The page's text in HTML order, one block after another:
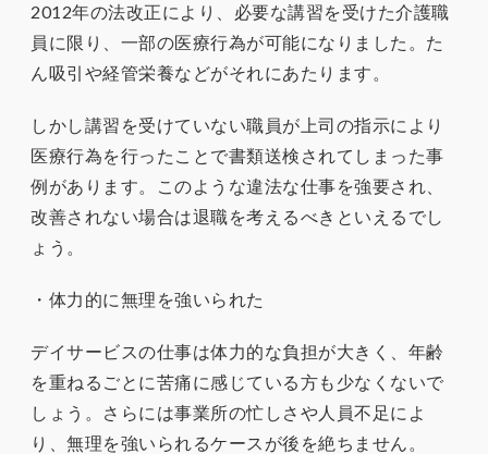
2012年の法改正により、必要な講習を受けた介護職
員に限り、一部の医療行為が可能になりました。た
ん吸引や経管栄養などがそれにあたります。
しかし講習を受けていない職員が上司の指示により
医療行為を行ったことで書類送検されてしまった事
例があります。このような違法な仕事を強要され、
改善されない場合は退職を考えるべきといえるでし
ょう。
・体力的に無理を強いられた
デイサービスの仕事は体力的な負担が大きく、年齢
を重ねるごとに苦痛に感じている方も少なくないで
しょう。さらには事業所の忙しさや人員不足によ
り、無理を強いられるケースが後を絶ちません。